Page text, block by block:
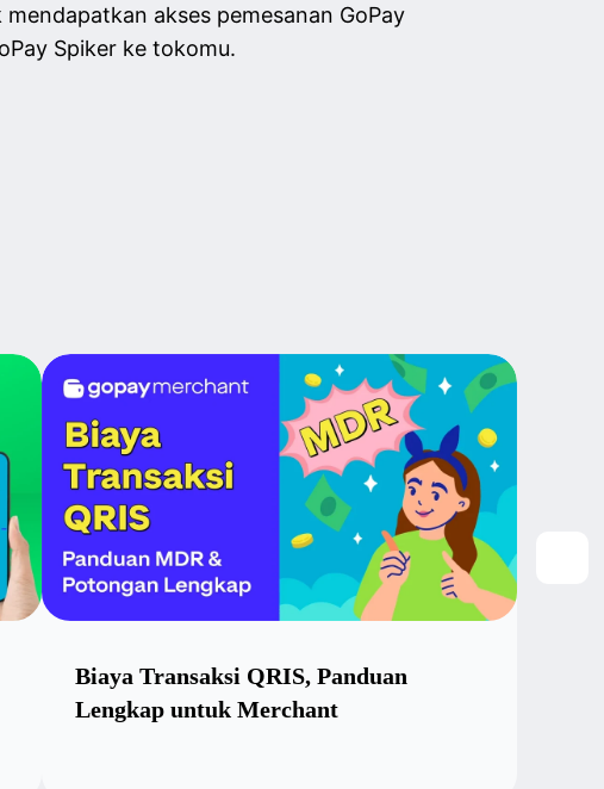
akses pemesanan GoPay
Spiker ke tokomu.
Biaya Transaksi QRIS, Panduan
Lengkap untuk Merchant